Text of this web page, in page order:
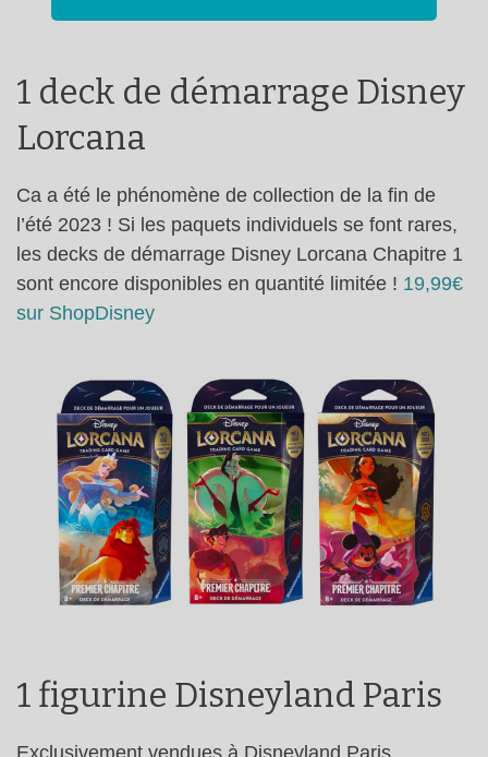
1 deck de démarrage Disney
Lorcana
Ca a été le phénomène de collection de la fin de
l’été 2023 ! Si les paquets individuels se font rares,
les decks de démarrage Disney Lorcana Chapitre 1
sont encore disponibles en quantité limitée ! 19,99€
sur ShopDisney
1 figurine Disneyland Paris
Exclusivement vendues à Disneyland Paris,